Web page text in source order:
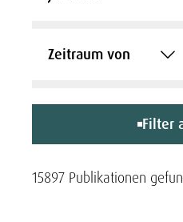
Zeitraum von
Filter
15897 Publikationen